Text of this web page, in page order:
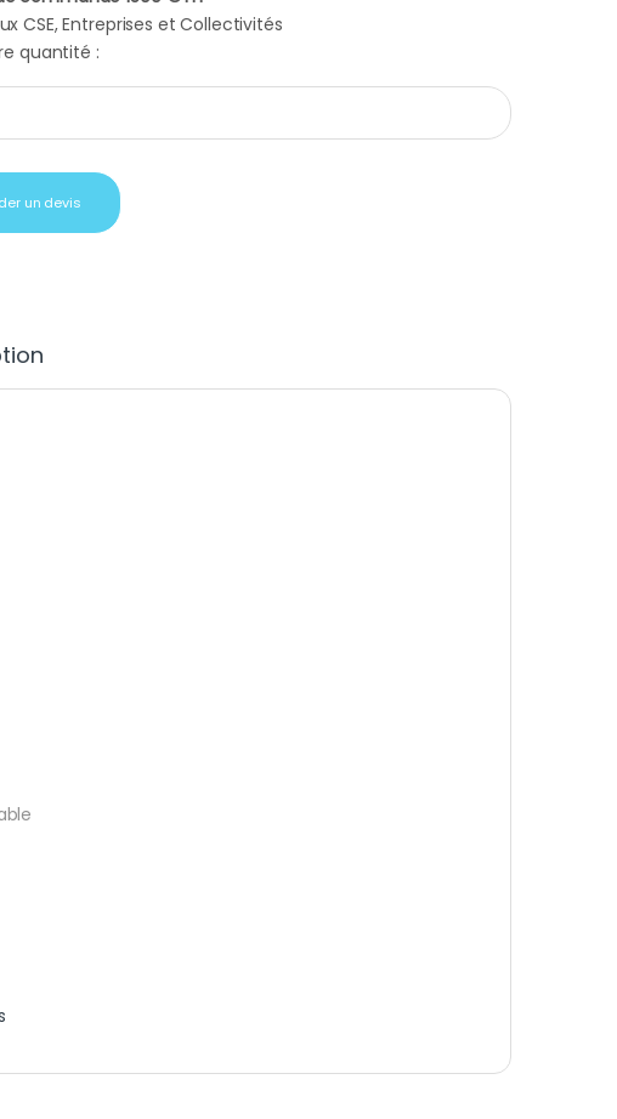
CSE, Entreprises et Collectivités
quantité :
intra auriculaire Logilink quantity
un devis